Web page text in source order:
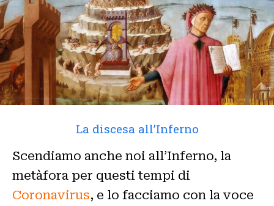
La discesa all’Inferno
Scendiamo anche noi all’Inferno, la
metàfora per questi tempi di
Coronavirus, e lo facciamo con la voce